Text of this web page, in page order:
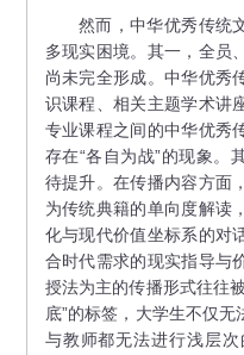
然而，中华优秀传统文
多现实困境。其一，全员
尚未完全形成。中华优秀
识课程、相关主题学术讲
专业课程之间的中华优秀
存在“各自为战”的现象。
待提升。在传播内容方面
为传统典籍的单向度解读
化与现代价值坐标系的对
合时代需求的现实指导与
授法为主的传播形式往往
底”的标签，大学生不仅
与教师都无法进行浅层